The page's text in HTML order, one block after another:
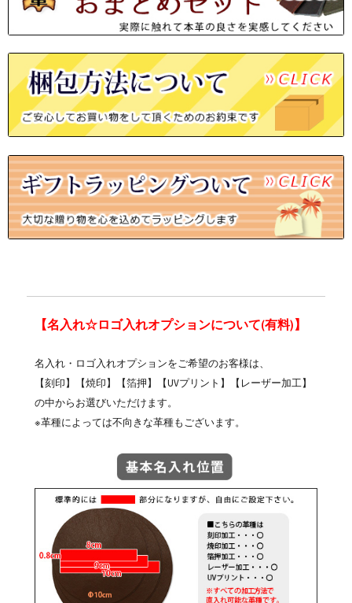
【名入れ☆ロゴ入れオプションについて(有料)】
名入れ・ロゴ入れオプションをご希望のお客様は、
【刻印】【焼印】【箔押】【UVプリント】【レーザー加工】
の中からお選びいただけます。
※革種によっては不向きな革種もございます。